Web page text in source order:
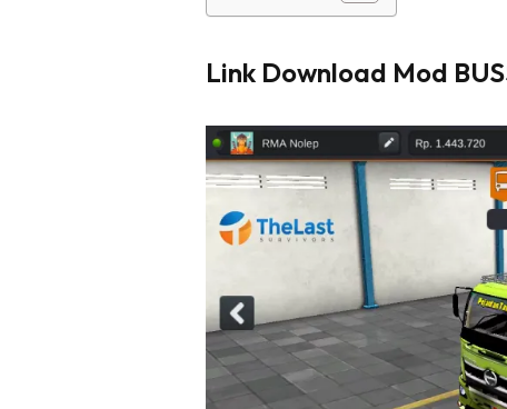
Link Download Mod